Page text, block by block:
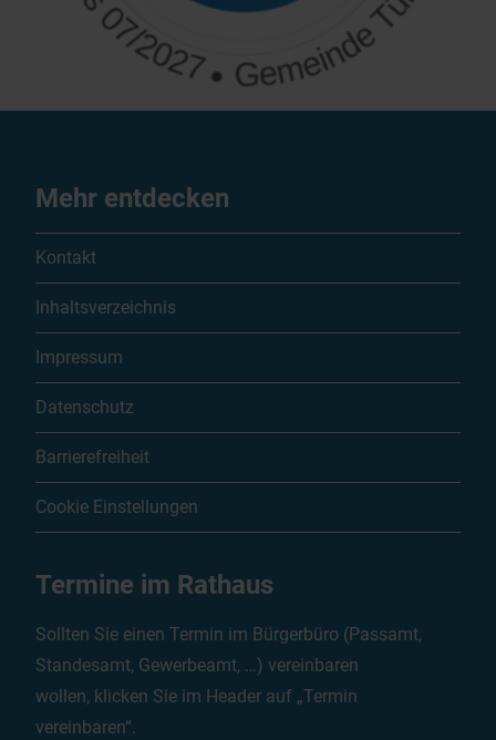
Mehr entdecken
Kontakt
Inhaltsverzeichnis
Impressum
Datenschutz
Barrierefreiheit
Cookie Einstellungen
Termine im Rathaus
Sollten Sie einen Termin im Bürgerbüro (Passamt,
Standesamt, Gewerbeamt, …) vereinbaren
wollen, klicken Sie im Header auf „Termin
vereinbaren“.